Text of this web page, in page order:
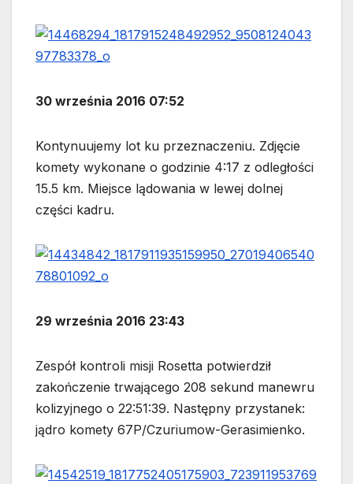
30 września 2016 07:52
Kontynuujemy lot ku przeznaczeniu. Zdjęcie
komety wykonane o godzinie 4:17 z odległości
15.5 km. Miejsce lądowania w lewej dolnej
części kadru.
29 września 2016 23:43
Zespół kontroli misji Rosetta potwierdził
zakończenie trwającego 208 sekund manewru
kolizyjnego o 22:51:39. Następny przystanek:
jądro komety 67P/Czuriumow-Gerasimienko.